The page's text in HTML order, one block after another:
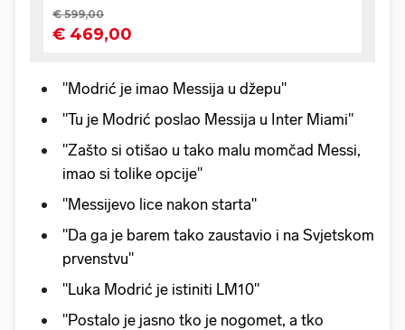
"Modrić je imao Messija u džepu"
"Tu je Modrić poslao Messija u Inter Miami"
"Zašto si otišao u tako malu momčad Messi,
imao si tolike opcije"
"Messijevo lice nakon starta"
"Da ga je barem tako zaustavio i na Svjetskom
prvenstvu"
"Luka Modrić je istiniti LM10"
"Postalo je jasno tko je nogomet, a tko